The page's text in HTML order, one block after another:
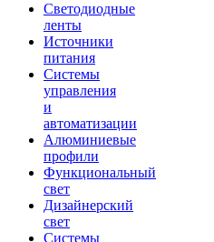
Светодиодные
ленты
Источники
питания
Системы
управления
и
автоматизации
Алюминиевые
профили
Функциональный
свет
Дизайнерский
свет
Системы